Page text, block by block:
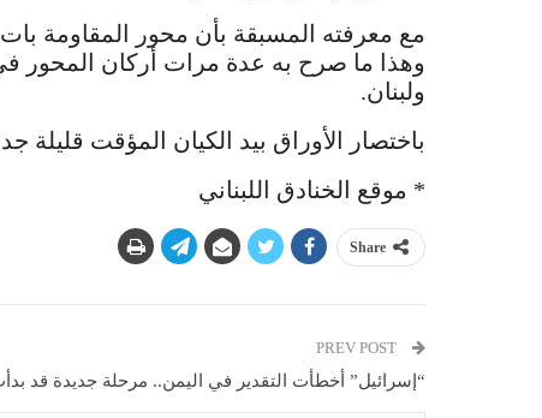
مع معرفته المسبقة بأن محور المقاومة
وهذا ما صرح به عدة مرات أركان المحور
ولبنان.
باختصار الأوراق بيد الكيان المؤقت قليلة
* موقع الخنادق اللبناني
Share
“إسرائيل” أخطأت التقدير في اليمن.. مرحلة جديدة قد